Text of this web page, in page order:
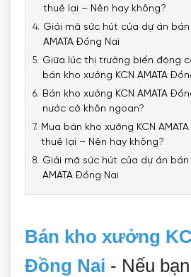
thuê lại – Nên hay không?
Giải mã sức hút của dự án bán
AMATA Đồng Nai
Giữa lúc thị trường biến động
bán kho xưởng KCN AMATA
Bán kho xưởng KCN AMATA
nước cờ khôn ngoan?
Mua bán kho xưởng KCN
thuê lại – Nên hay không?
Giải mã sức hút của dự án bán
AMATA Đồng Nai
Bán kho xưởng
Đồng Nai - Nếu